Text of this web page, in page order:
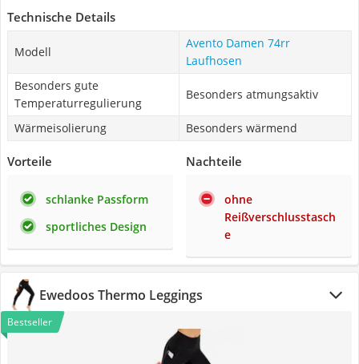
Technische Details
Modell
Avento Damen 74rr
Laufhosen
Besonders gute
Temperaturregulierung
Besonders atmungsaktiv
Wärmeisolierung Besonders wärmend
Vorteile
schlanke Passform
sportliches Design
Nachteile
ohne
Reißverschlusstasch
e
Ewedoos Thermo Leggings
Bestseller